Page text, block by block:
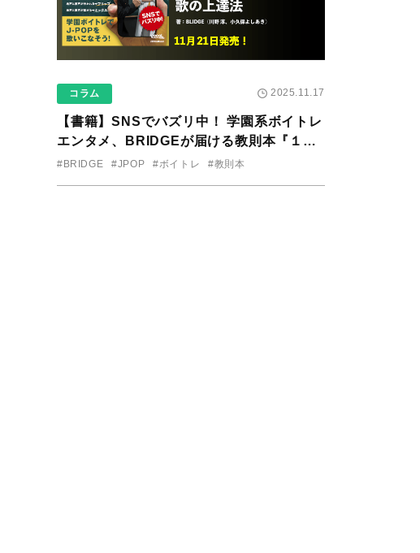
コラム 2025.11.17
【書籍】SNSでバズリ中！ 学園系ボイトレ
エンタメ、BRIDGEが届ける教則本『１分
で攻略！ ボイスタイプ別で挑む歌の上達
#BRIDGE #JPOP #ボイトレ #教則本